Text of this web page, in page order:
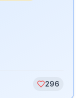
296